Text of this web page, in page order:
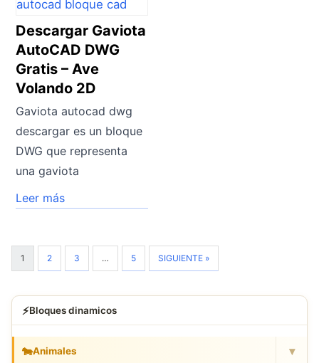
Descargar Gaviota
AutoCAD DWG
Gratis – Ave
Volando 2D
Gaviota autocad dwg
descargar es un bloque
DWG que representa
una gaviota
Leer más
1 2 3 … 5 SIGUIENTE »
⚡Bloques dinamicos
🐄Animales ▾